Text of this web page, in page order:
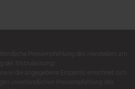
Preisempfehlung des Herstellers am
der Erstzulassung).
die angegebene Ersparnis errechnet sich
unverbindlichen Preisempfehlung des